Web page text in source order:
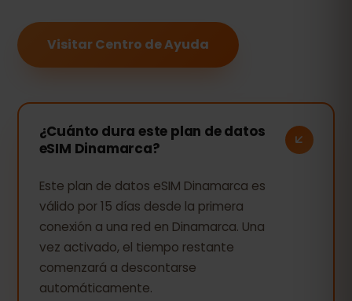
Visitar Centro de Ayuda
¿Cuánto dura este plan de datos
eSIM Dinamarca?
Este plan de datos eSIM Dinamarca es
válido por 15 días desde la primera
conexión a una red en Dinamarca. Una
vez activado, el tiempo restante
comenzará a descontarse
automáticamente.